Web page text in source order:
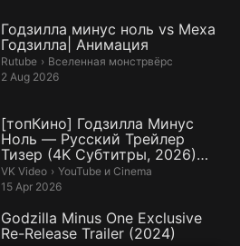
Годзилла минус ноль vs Меха
Годзилла| Анимация
Rutube › Вселенная монстрвёрс.
Вселенная монстрвёрс
2 Aug 2026
[топКино] Годзилла Минус
Ноль — Русский Трейлер
Тизер (4K Субтитры, 2026)
(2160p) — В...
VK Video › YouTube и Cinema.
YouTube и Cinema
15 Apr 2026
Godzilla Minus One Exclusive
Re-Release Trailer (2024)